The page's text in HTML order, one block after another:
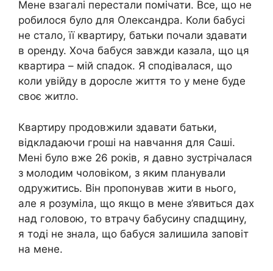
Мене взагалі перестали помічати. Все, що не
робилося було для Олександра. Коли бабусі
не стало, її квартиру, батьки почали здавати
в оренду. Хоча бабуся завжди казала, що ця
квартира – мій спадок. Я сподівалася, що
коли увійду в доросле життя то у мене буде
своє житло.
Квартиру продовжили здавати батьки,
відкладаючи гроші на навчання для Саші.
Мені було вже 26 років, я давно зустрічалася
з молодим чоловіком, з яким планували
одружитись. Він пропонував жити в нього,
але я розуміла, що якщо в мене з’явиться дах
над головою, то втрачу бабусину спадщину,
я тоді не знала, що бабуся залишила заповіт
на мене.